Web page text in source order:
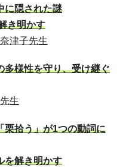
に隠された謎
き明かす
津子先生
様性を守り、受け継ぐ
生
栗拾う」が1つの動詞に
を解き明かす